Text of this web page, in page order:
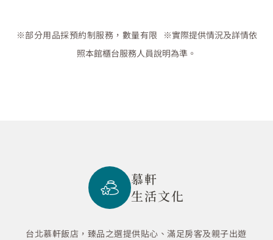
※部分用品採預約制服務，數量有限
※實際提供情況及詳情依
照本館櫃台服務人員說明為準。
慕軒
生活文化
台北慕軒飯店，臻品之選提供貼心、滿足房客及親子出遊